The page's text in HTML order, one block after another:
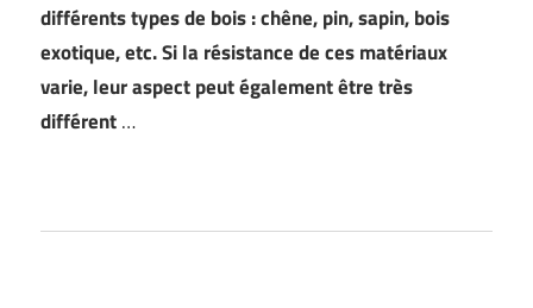
différents types de bois : chêne, pin, sapin, bois
exotique, etc. Si la résistance de ces matériaux
varie, leur aspect peut également être très
différent…